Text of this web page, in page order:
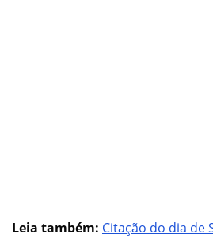
Leia também: Citação do dia de